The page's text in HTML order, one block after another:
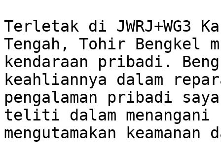
Terletak di JWRJ+WG3
Tengah, Tohir Bengkel
kendaraan pribadi.
keahliannya dalam
pengalaman pribadi
teliti dalam menangani
mengutamakan